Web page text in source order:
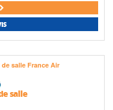
salle